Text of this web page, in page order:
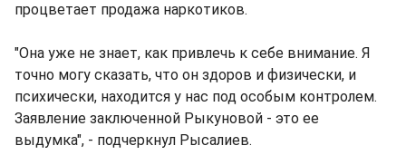
процветает продажа наркотиков.
"Она уже не знает, как привлечь к себе внимание. Я
точно могу сказать, что он здоров и физически, и
психически, находится у нас под особым контролем.
Заявление заключенной Рыкуновой - это ее
выдумка", - подчеркнул Рысалиев.